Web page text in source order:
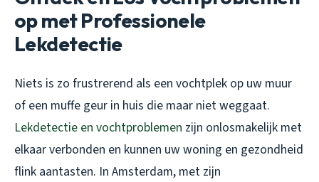
op met Professionele
Lekdetectie
Niets is zo frustrerend als een vochtplek op uw muur
of een muffe geur in huis die maar niet weggaat.
Lekdetectie en vochtproblemen zijn onlosmakelijk met
elkaar verbonden en kunnen uw woning en gezondheid
flink aantasten. In Amsterdam, met zijn